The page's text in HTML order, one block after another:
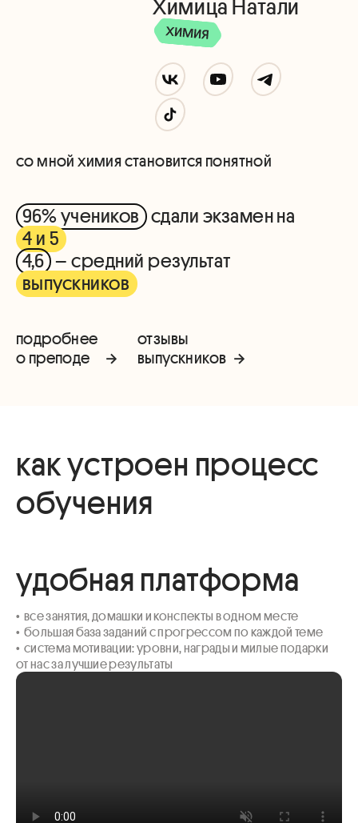
Химица Натали
со мной химия становится понятной
подробнее
о преподе
96% учеников
сдали экзамен на
4 и 5
4,6 – средний результат
выпускников
отзывы
выпускников
как устроен процесс
обучения
удобная платформа
•  все занятия, домашки и конспекты в одном месте
•  большая база заданий с прогрессом по каждой теме
•  система мотивации: уровни, награды и милые подарки
от нас за лучшие результаты